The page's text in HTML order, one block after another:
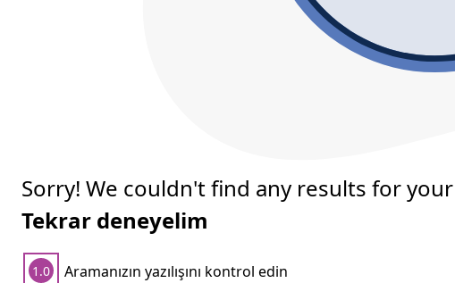
Sorry! We couldn't find any results for
Tekrar deneyelim
1.0 Aramanızın yazılışını kontrol edin